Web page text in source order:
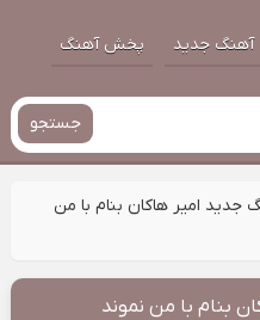
آهنگ جدید پخش آهنگ
جستجو
جدید امیر هاکان بنام با من
بنام با من نموند